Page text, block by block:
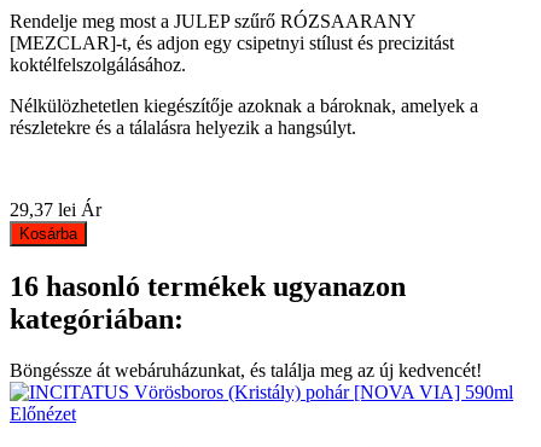
Rendelje meg most a JULEP szűrő RÓZSAARANY
[MEZCLAR]-t, és adjon egy csipetnyi stílust és precizitást
koktélfelszolgálásához.
Nélkülözhetetlen kiegészítője azoknak a bároknak, amelyek a
részletekre és a tálalásra helyezik a hangsúlyt.
29,37 lei Ár
Kosárba
16 hasonló termékek ugyanazon
kategóriában:
Böngéssze át webáruházunkat, és találja meg az új kedvencét!
Előnézet